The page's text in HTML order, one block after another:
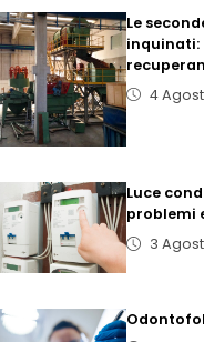
Le
inquinati:
4
Luce
problemi
3